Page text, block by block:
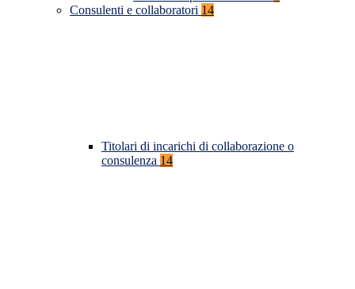
Consulenti e collaboratori 14
Titolari di incarichi di collaborazione o
consulenza 14